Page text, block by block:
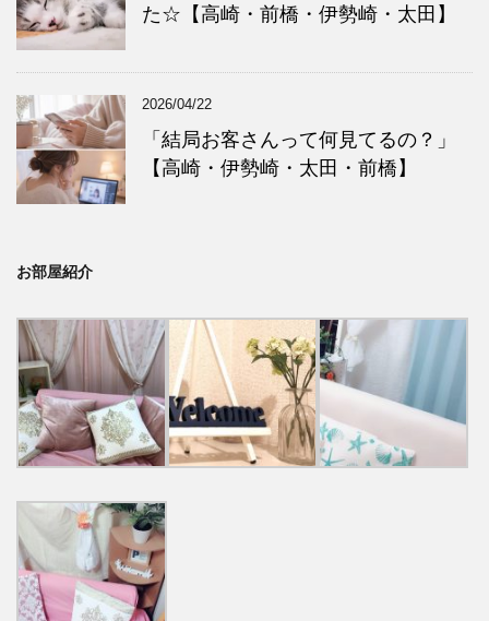
た☆【高崎・前橋・伊勢崎・太田】
2026/04/22
「結局お客さんって何見てるの？」
【高崎・伊勢崎・太田・前橋】
お部屋紹介